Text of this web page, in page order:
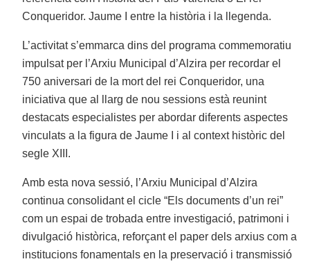
Conqueridor. Jaume I entre la història i la llegenda.
L’activitat s’emmarca dins del programa commemoratiu
impulsat per l’Arxiu Municipal d’Alzira per recordar el
750 aniversari de la mort del rei Conqueridor, una
iniciativa que al llarg de nou sessions està reunint
destacats especialistes per abordar diferents aspectes
vinculats a la figura de Jaume I i al context històric del
segle XIII.
Amb esta nova sessió, l’Arxiu Municipal d’Alzira
continua consolidant el cicle “Els documents d’un rei”
com un espai de trobada entre investigació, patrimoni i
divulgació històrica, reforçant el paper dels arxius com a
institucions fonamentals en la preservació i transmissió